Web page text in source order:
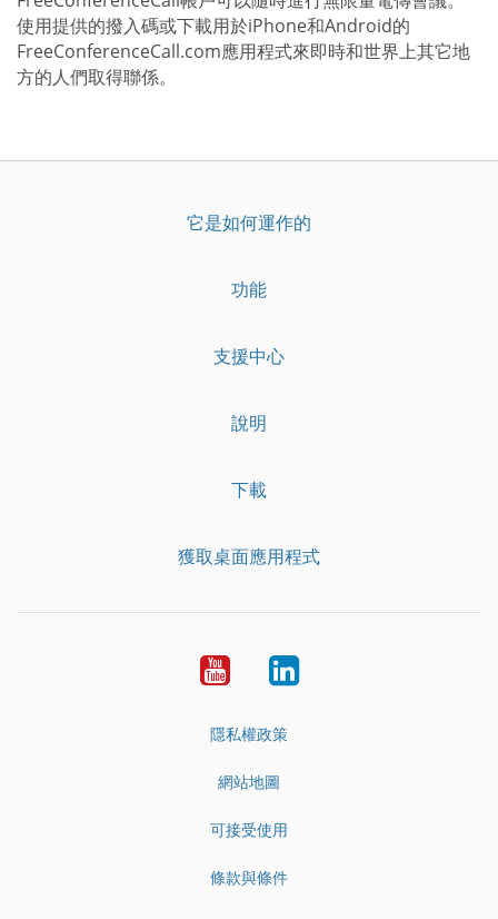
使用提供的撥入碼或下載用於iPhone和Android的
FreeConferenceCall.com應用程式來即時和世界上其它地
方的人們取得聯係。
它是如何運作的
功能
支援中心
說明
下載
獲取桌面應用程式
YouTubeLinkedIn
隱私權政策
網站地圖
可接受使用
條款與條件